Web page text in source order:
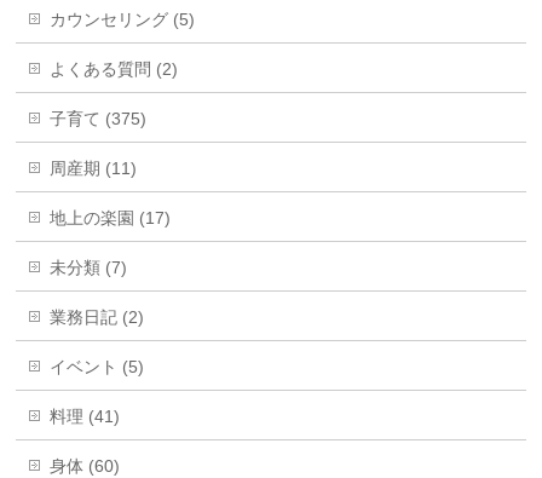
カウンセリング (5)
よくある質問 (2)
子育て (375)
周産期 (11)
地上の楽園 (17)
未分類 (7)
業務日記 (2)
イベント (5)
料理 (41)
身体 (60)